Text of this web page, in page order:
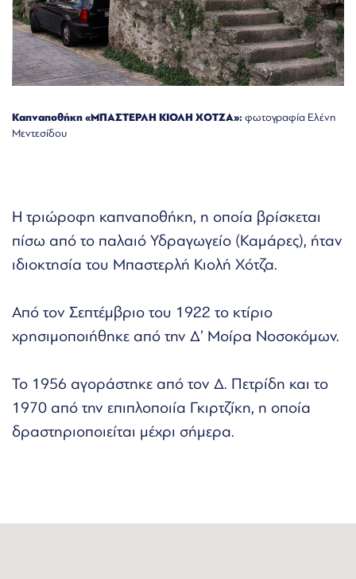
Καπναποθήκη «ΜΠΑΣΤΕΡΛΗ ΚΙΟΛΗ ΧΟΤΖΑ»: φωτογραφία Ελένη
Μεντεσίδου
Η τριώροφη καπναποθήκη, η οποία βρίσκεται
πίσω από το παλαιό Υδραγωγείο (Καμάρες), ήταν
ιδιοκτησία του Μπαστερλή Κιολή Χότζα.
Από τον Σεπτέμβριο του 1922 το κτίριο
χρησιμοποιήθηκε από την Δ’ Μοίρα Νοσοκόμων.
Το 1956 αγοράστηκε από τον Δ. Πετρίδη και το
1970 από την επιπλοποιία Γκιρτζίκη, η οποία
δραστηριοποιείται μέχρι σήμερα.